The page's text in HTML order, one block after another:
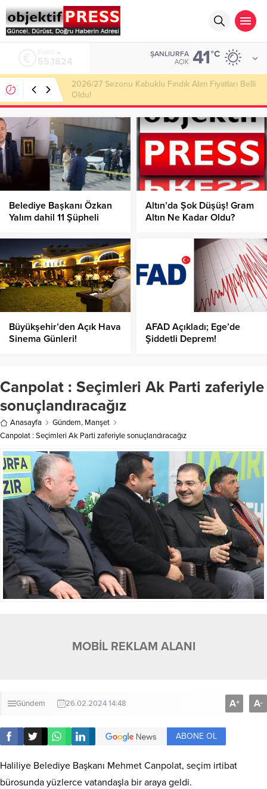
6.662,10
ŞANLIURFA
AÇIK 41°C
Haliliye Belediyesi Her Gün 4 Bin 898 Kişiye Sıcak
Yemek Ulaştırıyor!
Belediye Başkanı Özkan
Yalım dahil 11 Şüpheli
Altın’da Şok Düşüş! Gram
Altın Ne Kadar Oldu?
Büyükşehir’den Açık Hava
Sinema Günleri!
AFAD Açıkladı; Ege’de
Şiddetli Deprem!
Canpolat : Seçimleri Ak Parti zaferiyle
sonuçlandıracağız
Anasayfa Gündem, Manşet
Canpolat : Seçimleri Ak Parti zaferiyle sonuçlandıracağız
MOBİL REKLAM ALANI
Gündem 26.02.2024 14:48 A+ A-
ABONE OL
Haliliye Belediye Başkanı Mehmet Canpolat, seçim irtibat
bürosunda yüzlerce vatandaşla bir araya geldi.